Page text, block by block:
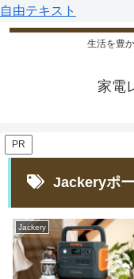
自由テキスト
生活を豊
家電
PR
Jackeryポ
Jackery